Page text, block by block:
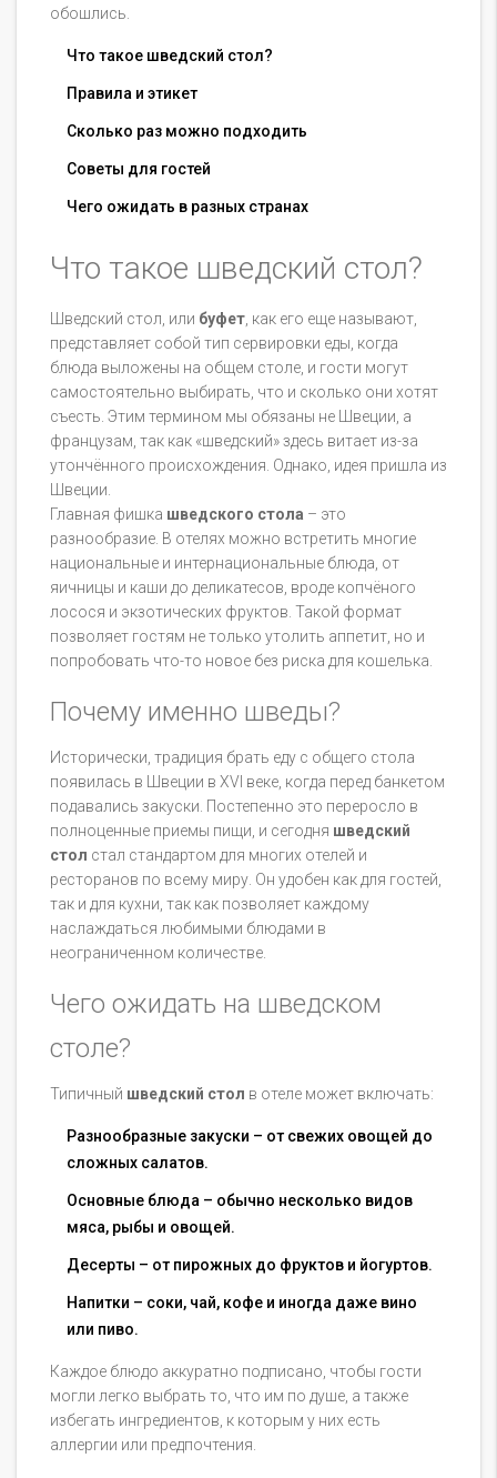
обошлись.
Что такое шведский стол?
Правила и этикет
Сколько раз можно подходить
Советы для гостей
Чего ожидать в разных странах
Что такое шведский стол?
Шведский стол, или буфет, как его еще называют,
представляет собой тип сервировки еды, когда
блюда выложены на общем столе, и гости могут
самостоятельно выбирать, что и сколько они хотят
съесть. Этим термином мы обязаны не Швеции, а
французам, так как «шведский» здесь витает из-за
утончённого происхождения. Однако, идея пришла из
Швеции.
Главная фишка шведского стола – это
разнообразие. В отелях можно встретить многие
национальные и интернациональные блюда, от
яичницы и каши до деликатесов, вроде копчёного
лосося и экзотических фруктов. Такой формат
позволяет гостям не только утолить аппетит, но и
попробовать что-то новое без риска для кошелька.
Почему именно шведы?
Исторически, традиция брать еду с общего стола
появилась в Швеции в XVI веке, когда перед банкетом
подавались закуски. Постепенно это переросло в
полноценные приемы пищи, и сегодня шведский
стол стал стандартом для многих отелей и
ресторанов по всему миру. Он удобен как для гостей,
так и для кухни, так как позволяет каждому
наслаждаться любимыми блюдами в
неограниченном количестве.
Чего ожидать на шведском
столе?
Типичный шведский стол в отеле может включать:
Разнообразные закуски – от свежих овощей до
сложных салатов.
Основные блюда – обычно несколько видов
мяса, рыбы и овощей.
Десерты – от пирожных до фруктов и йогуртов.
Напитки – соки, чай, кофе и иногда даже вино
или пиво.
Каждое блюдо аккуратно подписано, чтобы гости
могли легко выбрать то, что им по душе, а также
избегать ингредиентов, к которым у них есть
аллергии или предпочтения.